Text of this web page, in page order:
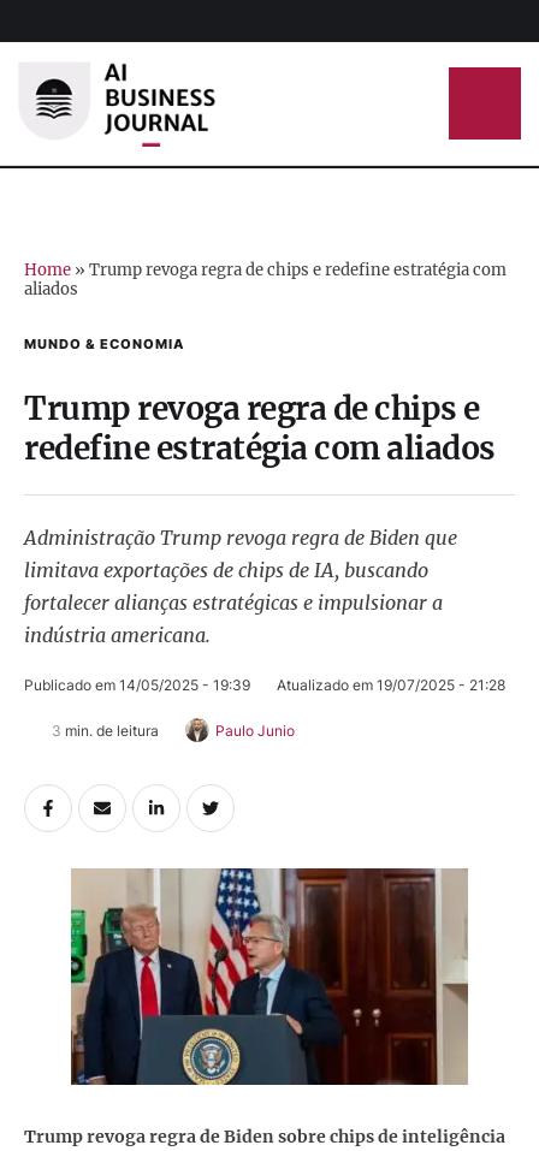
Home » Trump revoga regra de chips e redefine estratégia com
aliados
MUNDO & ECONOMIA
Trump revoga regra de chips e
redefine estratégia com aliados
Administração Trump revoga regra de Biden que
limitava exportações de chips de IA, buscando
fortalecer alianças estratégicas e impulsionar a
indústria americana.
Publicado em 14/05/2025 - 19:39 Atualizado em 19/07/2025 - 21:28
3 min. de leitura Paulo Junio
Trump revoga regra de Biden sobre chips de inteligência